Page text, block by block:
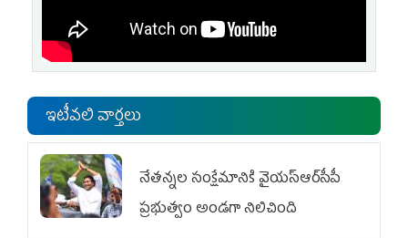
ఇటీవలి వార్తలు
నేతన్నల సంక్షేమానికి వైయ‌స్ఆర్‌సీపీ
ప్రభుత్వం అండగా నిలిచింది